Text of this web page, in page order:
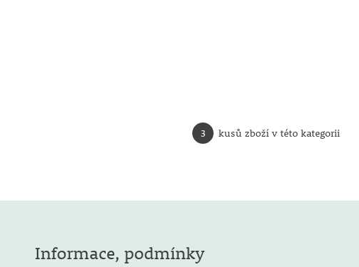
3 kusů zboží v této kategorii
Informace, podmínky